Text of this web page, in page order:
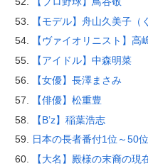
【モデル】舟山久美子（
【ヴァイオリニスト】高
【アイドル】中森明菜
【女優】長澤まさみ
【俳優】松重豊
【B’z】稲葉浩志
日本の長者番付1位～50
【大名】殿様の末裔の現